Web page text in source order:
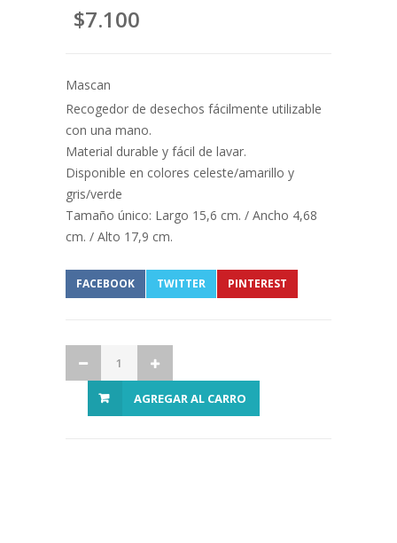
$7.100
Mascan
Recogedor de desechos fácilmente utilizable
con una mano.
Material durable y fácil de lavar.
Disponible en colores celeste/amarillo y
gris/verde
Tamaño único: Largo 15,6 cm. / Ancho 4,68
cm. / Alto 17,9 cm.
FACEBOOK TWITTER PINTEREST
AGREGAR AL CARRO